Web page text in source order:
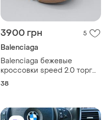
3900 грн 5
Balenciaga
Balenciaga бежевые
кроссовки speed 2.0 торг
оригинал
38